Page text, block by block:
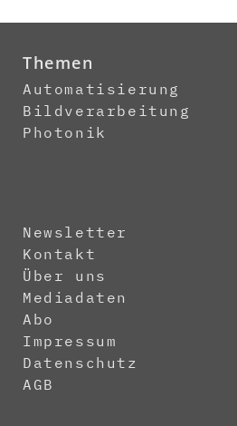
Themen
Automatisierung
Bildverarbeitung
Photonik
Newsletter
Kontakt
Über uns
Mediadaten
Abo
Impressum
Datenschutz
AGB